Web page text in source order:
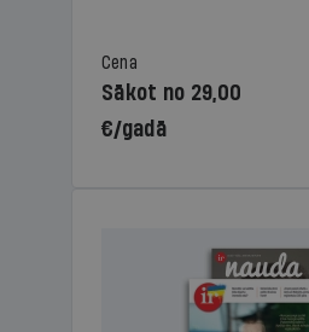
Cena
Sākot no 29,00
€/gadā